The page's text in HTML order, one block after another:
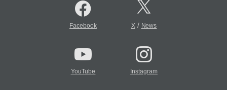
Facebook X/ News
YouTube Instagram